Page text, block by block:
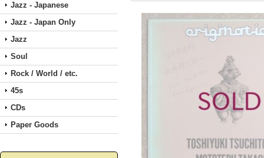
Jazz - Japanese
Jazz - Japan Only
Jazz
Soul
Rock / World / etc.
45s
CDs
Paper Goods